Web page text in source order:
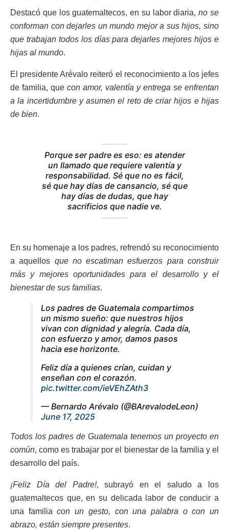
Destacó que los guatemaltecos, en su labor diaria,no se
conforman con dejarles un mundo mejor a sus hijos, sino
que trabajan todos los días para dejarles mejores hijos e
hijas al mundo.
El presidente Arévalo reiteró el reconocimiento a los jefes
de familia, que con amor, valentía y entrega se enfrentan
a la incertidumbre y asumen el reto de criar hijos e hijas
de bien.
Porque ser padre es eso: es atender
un llamado que requiere valentía y
responsabilidad. Sé que no es fácil,
sé que hay días de cansancio, sé que
hay días de dudas, que hay
sacrificios que nadie ve.
En su homenaje a los padres, refrendó su reconocimiento
a aquellos que no escatiman esfuerzos para construir
más y mejores oportunidades para el desarrollo y el
bienestar de sus familias.
Los padres de Guatemala compartimos
un mismo sueño: que nuestros hijos
vivan con dignidad y alegría. Cada día,
con esfuerzo y amor, damos pasos
hacia ese horizonte.
Feliz día a quienes crían, cuidan y
enseñan con el corazón.
pic.twitter.com/ieVEhZAth3
— Bernardo Arévalo (@BArevalodeLeon)
June 17, 2025
Todos los padres de Guatemala tenemos un proyecto en
común, como es trabajar por el bienestar de la familia y el
desarrollo del país.
¡Feliz Día del Padre!, subrayó en el saludo a los
guatemaltecos que, en su delicada labor de conducir a
una familiacon un gesto, con una palabra o con un
abrazo, están siempre presentes.